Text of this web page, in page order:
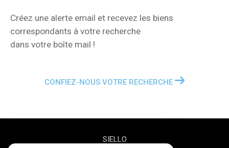
Créez une alerte email et recevez les biens
correspondants à votre recherche
dans votre boîte mail !
CONFIEZ-NOUS VOTRE RECHERCHE
SIELLO